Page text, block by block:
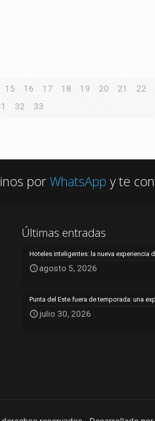
15 16 17 18 19 20 21
22
32 33
por WhatsApp y te
Últimas entradas
Hoteles inteligentes: la nueva experiencia
agosto 5, 2026
Punta del Este fuera de temporada: una
julio 30, 2026